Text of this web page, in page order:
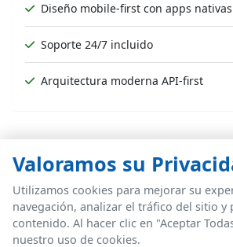
Diseño mobile-first con apps nativas
Soporte 24/7 incluido
Arquitectura moderna API-first
Ventajas de Infios WMS
Fuerte reconocimiento de marca en
Valoramos su
Utilizamos cookies para mejorar su
navegación, analizar el tráfico del sitio y
contenido. Al hacer clic en "Aceptar
nuestro uso de cookies.